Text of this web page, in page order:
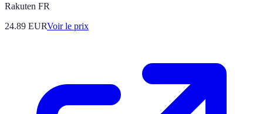
Rakuten FR
24.89 EURVoir le prix